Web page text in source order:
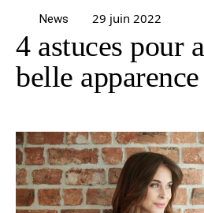
News 29 juin 2022
4 astuces pour
belle